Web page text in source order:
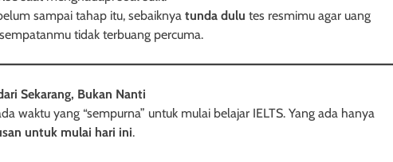
sampai tahap itu, sebaiknya tunda dulu tes resmimu agar uang
tidak terbuang percuma.
Sekarang, Bukan Nanti
waktu yang “sempurna” untuk mulai belajar IELTS. Yang ada hanya
untuk mulai hari ini.